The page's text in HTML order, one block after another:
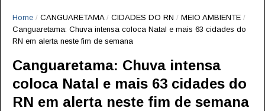
Home / CANGUARETAMA / CIDADES DO RN / MEIO AMBIENTE /
Canguaretama: Chuva intensa coloca Natal e mais 63 cidades do
RN em alerta neste fim de semana
Canguaretama: Chuva intensa
coloca Natal e mais 63 cidades do
RN em alerta neste fim de semana